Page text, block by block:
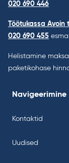
020 690 446
Töötukassa
020 690 455
Helistamine
paketikohase
Navigeerimine
Kontaktid
Uudised